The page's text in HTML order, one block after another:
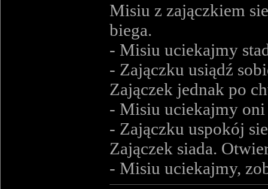
Misiu z zajączkiem
biega.
- Misiu uciekajmy
- Zajączku usiądź
Zajączek jednak po
- Misiu uciekajmy oni
- Zajączku uspokój
Zajączek siada.
- Misiu uciekajmy,